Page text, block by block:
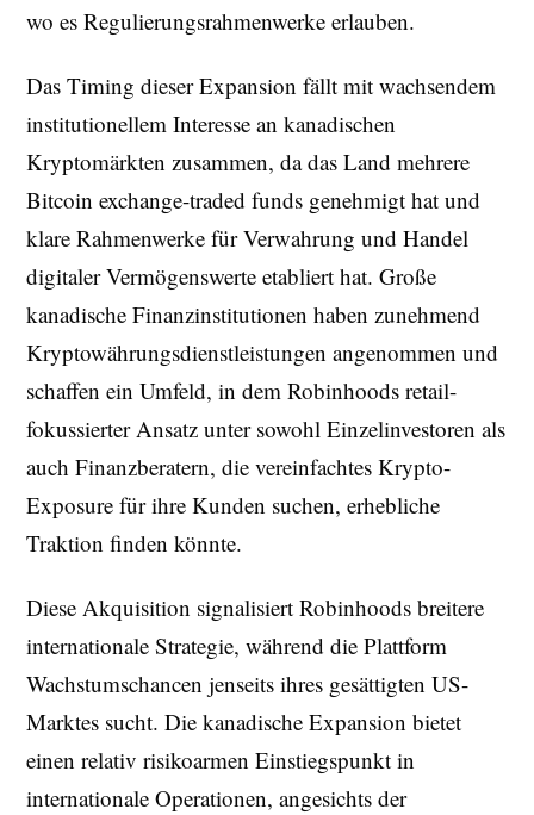
wo es Regulierungsrahmenwerke erlauben.
Das Timing dieser Expansion fällt mit wachsendem
institutionellem Interesse an kanadischen
Kryptomärkten zusammen, da das Land mehrere
Bitcoin exchange-traded funds genehmigt hat und
klare Rahmenwerke für Verwahrung und Handel
digitaler Vermögenswerte etabliert hat. Große
kanadische Finanzinstitutionen haben zunehmend
Kryptowährungsdienstleistungen angenommen und
schaffen ein Umfeld, in dem Robinhoods retail-
fokussierter Ansatz unter sowohl Einzelinvestoren als
auch Finanzberatern, die vereinfachtes Krypto-
Exposure für ihre Kunden suchen, erhebliche
Traktion finden könnte.
Diese Akquisition signalisiert Robinhoods breitere
internationale Strategie, während die Plattform
Wachstumschancen jenseits ihres gesättigten US-
Marktes sucht. Die kanadische Expansion bietet
einen relativ risikoarmen Einstiegspunkt in
internationale Operationen, angesichts der